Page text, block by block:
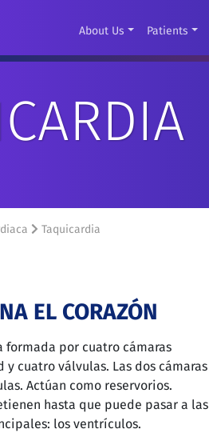
About Us Patients
Taquicardia
EL CORAZÓN
formada por cuatro cámaras
y cuatro válvulas. Las dos cámaras
Actúan como reservorios.
hasta que puede pasar a las
los ventrículos.